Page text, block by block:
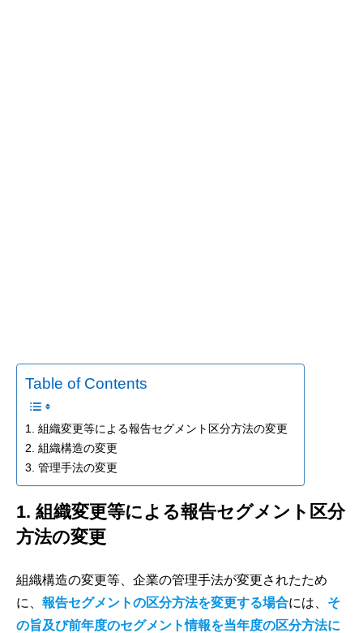
Table of Contents
1. 組織変更等による報告セグメント区分方法の変更
2. 組織構造の変更
3. 管理手法の変更
1. 組織変更等による報告セグメント区分
方法の変更
組織構造の変更等、企業の管理手法が変更されたため
に、 報告セグメントの区分方法を変更する場合には、 そ
の旨及び前年度のセグメント情報を当年度の区分方法に